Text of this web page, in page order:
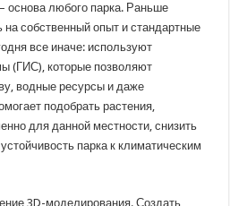
основа любого парка. Раньше
на собственный опыт и стандартные
все иначе: используют
(ГИС), которые позволяют
водные ресурсы и даже
подобрать растения,
для данной местности, снизить
парка к климатическим
3D-моделирования. Создать